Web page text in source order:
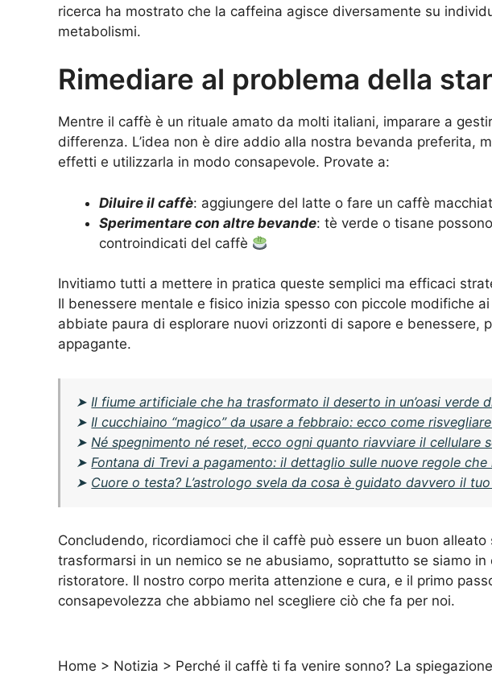
ricerca ha mostrato che la caffeina agisce diversamente su
metabolismi.
Rimediare al problema della
Mentre il caffè è un rituale amato da molti italiani, imparare a
differenza. L’idea non è dire addio alla nostra bevanda preferita,
effetti e utilizzarla in modo consapevole. Provate a:
Diluire il caffè: aggiungere del latte o fare un caffè
Sperimentare con altre bevande: tè verde o tisane
controindicati del caffè
Invitiamo tutti a mettere in pratica queste semplici ma efficaci
Il benessere mentale e fisico inizia spesso con piccole modifiche
abbiate paura di esplorare nuovi orizzonti di sapore e benessere,
appagante.
➤Il fiume artificiale che ha trasformato il deserto in un’oasi verde
➤Il cucchiaino “magico” da usare a febbraio: ecco come
➤Né spegnimento né reset, ecco ogni quanto riavviare il cellulare
➤Fontana di Trevi a pagamento: il dettaglio sulle nuove regole
➤ Cuore o testa? L’astrologo svela da cosa è guidato davvero il
Concludendo, ricordiamoci che il caffè può essere un buon
trasformarsi in un nemico se ne abusiamo, soprattutto se siamo
ristoratore. Il nostro corpo merita attenzione e cura, e il primo
consapevolezza che abbiamo nel scegliere ciò che fa per noi.
Home > Notizia > Perché il caffè ti fa venire sonno? La